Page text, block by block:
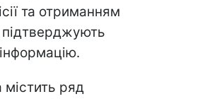
та отриманням
містить ряд